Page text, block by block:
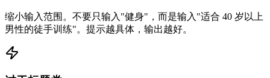
缩小输入范围。不要只输入"健身"，而是输入"适合 40 岁以上
男性的徒手训练"。提示越具体，输出越好。